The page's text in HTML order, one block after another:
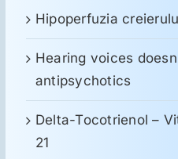
Hipoperfuzia
Hearing voices
antipsychotics
Delta-Tocotrienol –
21